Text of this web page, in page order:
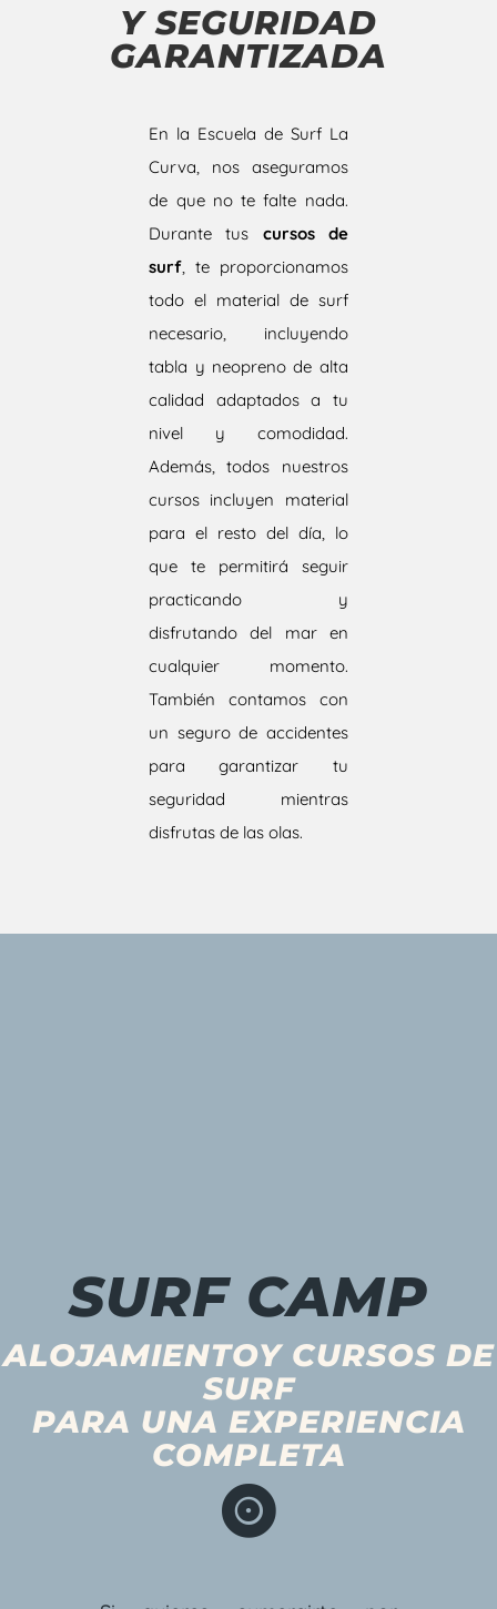
Y SEGURIDAD
GARANTIZADA
En la Escuela de Surf La
Curva, nos aseguramos
de que no te falte nada.
Durante tus cursos de
surf , te proporcionamos
todo el material de surf
necesario, incluyendo
tabla y neopreno de alta
calidad adaptados a tu
nivel y comodidad.
Además, todos nuestros
cursos incluyen material
para el resto del día, lo
que te permitirá seguir
practicando y
disfrutando del mar en
cualquier momento.
También contamos con
un seguro de accidentes
para garantizar tu
seguridad mientras
disfrutas de las olas.
SURF CAMP
ALOJAMIENTOY CURSOS DE
SURF
PARA UNA EXPERIENCIA
COMPLETA
